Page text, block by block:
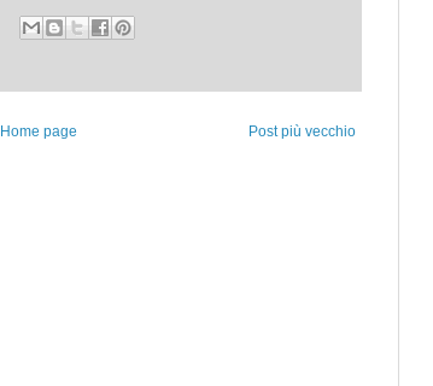
Post più vecchio
Home page